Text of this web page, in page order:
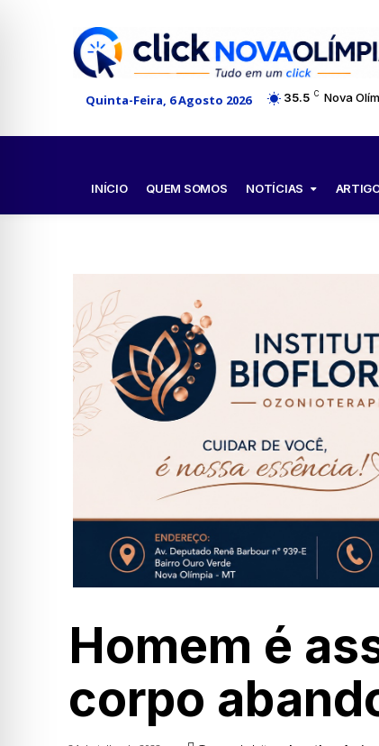
Quinta-Feira, 6 Agosto 2026 35.5 C Nova
INÍCIO QUEM SOMOS NOTÍCIAS
Homem é
corpo